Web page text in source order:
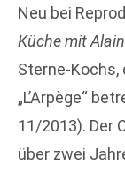
Neu bei
Küche mit
Sterne-Kochs,
„L’Arpège“
11/2013). Der
über zwei